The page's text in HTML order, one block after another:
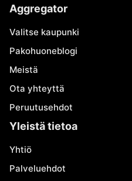
Aggregator
Valitse kaupunki
Pakohuoneblogi
Meistä
Ota yhteyttä
Peruutusehdot
Yleistä tietoa
Yhtiö
Palveluehdot